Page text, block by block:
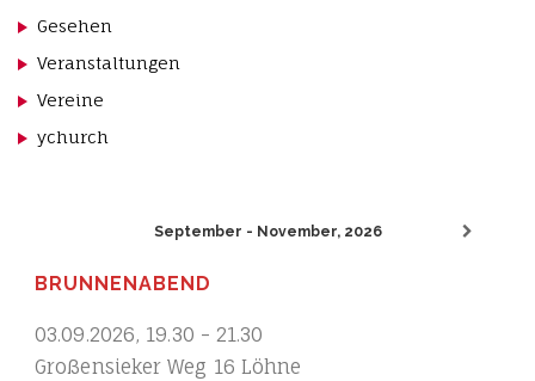
Gesehen
Veranstaltungen
Vereine
ychurch
September - November, 2026
BRUNNENABEND
03.09.2026, 19.30 - 21.30
Großensieker Weg 16 Löhne